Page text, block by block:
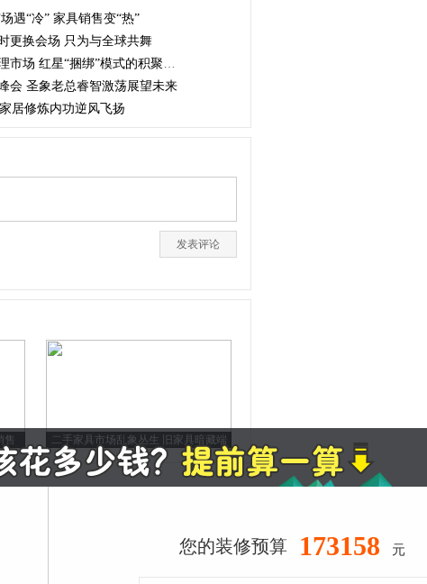
遇“冷” 家具销售变“热”
更换会场 只为与全球共舞
场 红星“捆绑”模式的积聚效应
会 圣象老总睿智激荡展望未来
居修炼内功逆风飞扬
售
二手家具市场乱象丛生 旧家具暗藏端
倪价格或飙升
您的装修预算 191014 元
友链合作